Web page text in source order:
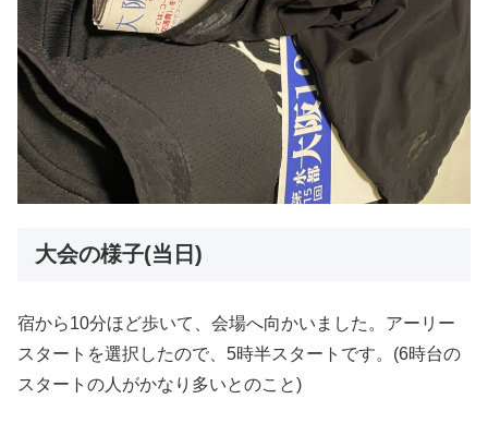
大会の様子(当日)
宿から10分ほど歩いて、会場へ向かいました。アーリー
スタートを選択したので、5時半スタートです。(6時台の
スタートの人がかなり多いとのこと)